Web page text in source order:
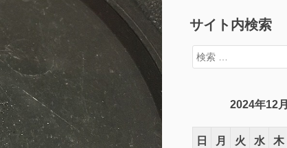
サイト内検索
検
索
2024年12月
日 月 火 水 木